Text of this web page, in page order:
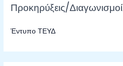
ή
η
η
Προκηρύξεις/Διαγωνισμοί
Έντυπο ΤΕΥΔ